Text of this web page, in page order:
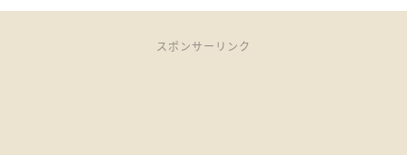
スポンサーリンク